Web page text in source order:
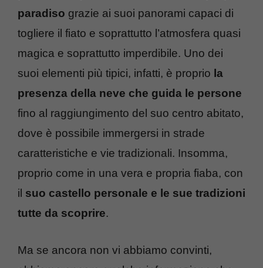
paradiso grazie ai suoi panorami capaci di
togliere il fiato e soprattutto l’atmosfera quasi
magica e soprattutto imperdibile. Uno dei
suoi elementi più tipici, infatti, è proprio la
presenza della neve che guida le persone
fino al raggiungimento del suo centro abitato,
dove è possibile immergersi in strade
caratteristiche e vie tradizionali. Insomma,
proprio come in una vera e propria fiaba, con
il suo castello personale e le sue tradizioni
tutte da scoprire.
Ma se ancora non vi abbiamo convinti,